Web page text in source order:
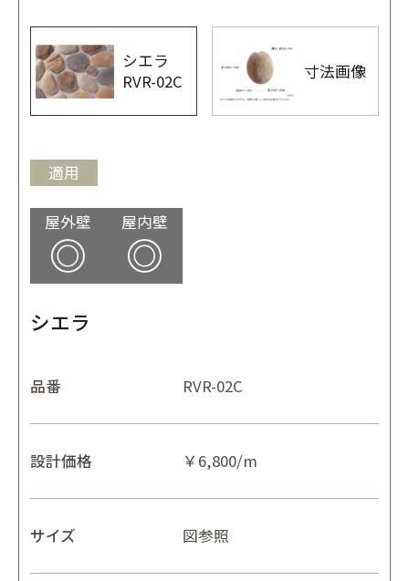
シエラ
RVR-02C
寸法画像
適用
屋外壁
◎
屋内壁
◎
シエラ
品番 RVR-02C
設計価格 ￥6,800/m
サイズ 図参照